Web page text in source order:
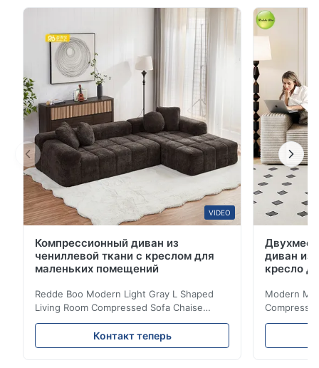
многопозиционный комфорт и функции хранения.
Идеально подходит для гостиных и спален.
VIDEO
Компрессионный диван из
чениллевой ткани с креслом для
маленьких помещений
Redde Boo Modern Light Gray L Shaped
Living Room Compressed Sofa Chaise
Lounge Product Overview High resilience
soft sectional sofa designed for small
spaces, featuring a contemporary light gray
Контакт теперь
диван из
кресло
Modern
Room